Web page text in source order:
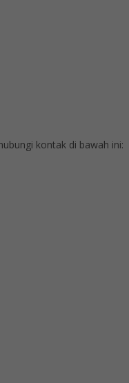
kontak di bawah ini: